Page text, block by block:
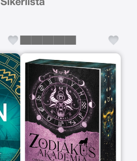
Sikerlista